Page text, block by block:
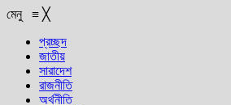
মেনু ≡ ╳
প্রচ্ছদ
জাতীয়
সারাদেশ
রাজনীতি
অর্থনীতি